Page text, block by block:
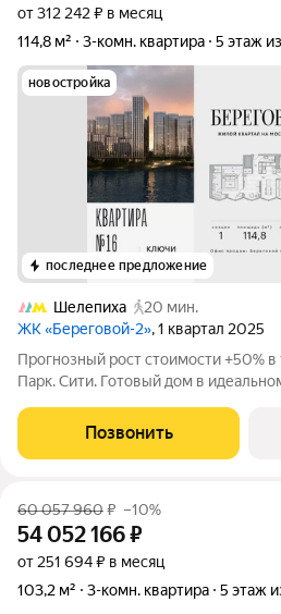
от 312 242 ₽ в месяц
114,8 м²
3-комн. квартира 5 этаж
новостройка
последнее предложение
Шелепиха
20 мин.
ЖК «Береговой-2», 1 квартал 2025
Прогнозный рост стоимости +50% в
Парк. Сити. Готовый дом в
и видом на закрытый парковый
курорт в центре столицы.
Позвонить
60 057 960₽ –10%
54 052 166₽
от 251 694 ₽ в месяц
103,2 м²
3-комн. квартира 5 этаж